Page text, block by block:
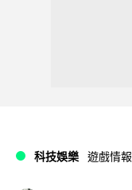
科技娛樂 遊戲情報